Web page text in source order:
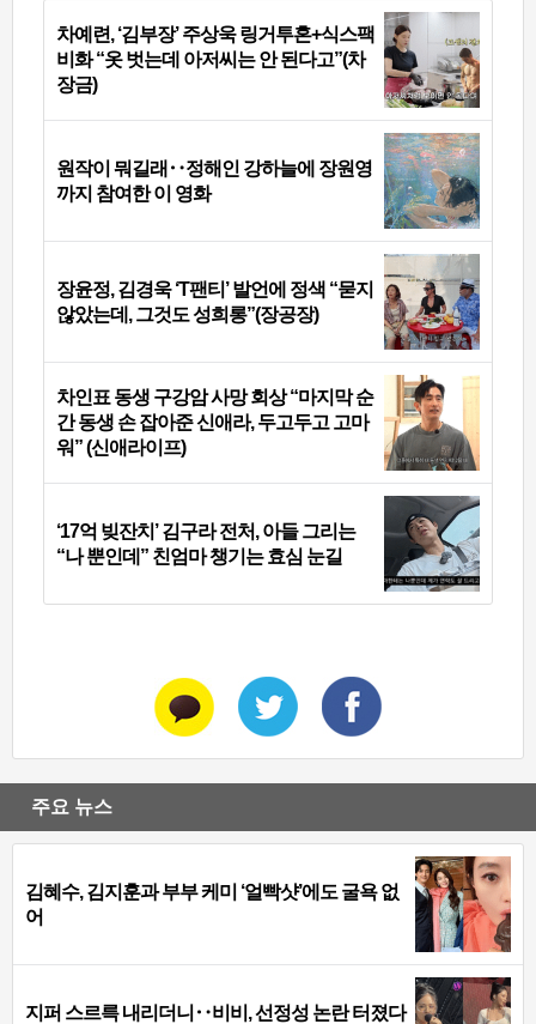
차예련, ‘김부장’ 주상욱 링거투혼+식스팩
비화 “옷 벗는데 아저씨는 안 된다고”(차
장금)
원작이 뭐길래‥정해인 강하늘에 장원영
까지 참여한 이 영화
장윤정, 김경욱 ‘T팬티’ 발언에 정색 “묻지
않았는데, 그것도 성희롱”(장공장)
차인표 동생 구강암 사망 회상 “마지막 순
간 동생 손 잡아준 신애라, 두고두고 고마
워” (신애라이프)
‘17억 빚잔치’ 김구라 전처, 아들 그리는
“나 뿐인데” 친엄마 챙기는 효심 눈길
주요 뉴스
김혜수, 김지훈과 부부 케미 ‘얼빡샷’에도 굴욕 없
어
지퍼 스르륵 내리더니‥비비, 선정성 논란 터졌다